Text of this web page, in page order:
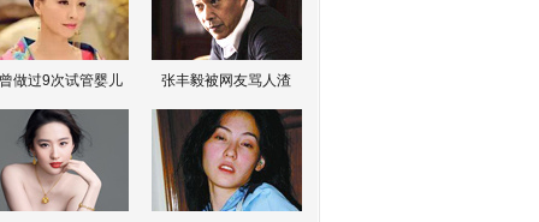
做过9次试管婴儿 张丰毅被网友骂人渣